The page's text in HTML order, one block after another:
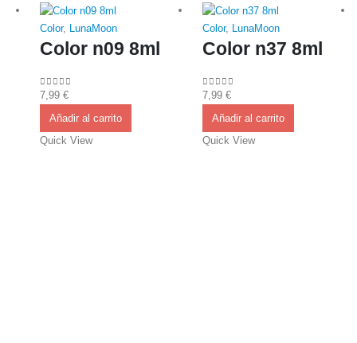
Color, LunaMoon
Color n09 8ml
0out of 5
7,99 €
Añadir al carrito
Quick View
Color, LunaMoon
Color n37 8ml
0out of 5
7,99 €
Añadir al carrito
Quick View